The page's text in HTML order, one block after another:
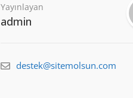
Yayınlayan
admin
destek@sitemolsun.com